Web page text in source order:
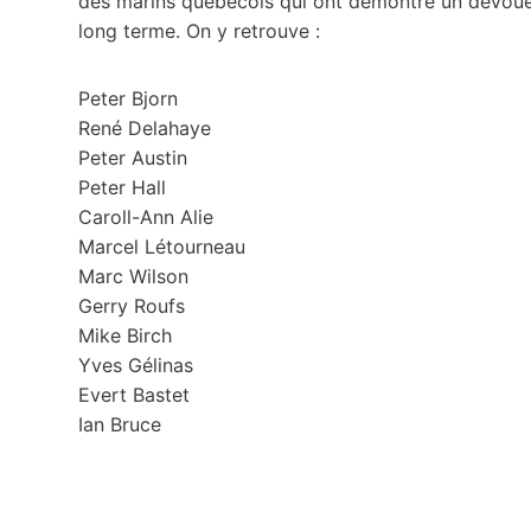
long terme. On y retrouve :
Peter Bjorn
René Delahaye
Peter Austin
Peter Hall
Caroll-Ann Alie
Marcel Létourneau
Marc Wilson
Gerry Roufs
Mike Birch
Yves Gélinas
Evert Bastet
Ian Bruce